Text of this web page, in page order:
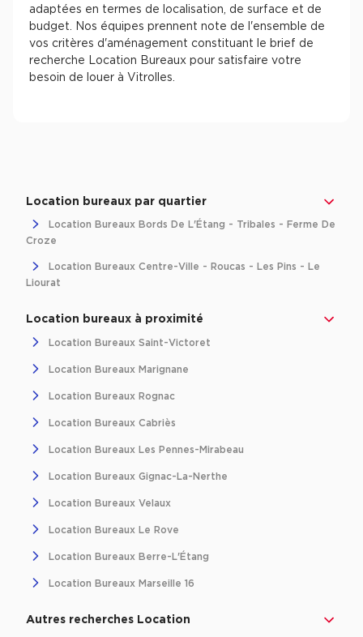
adaptées en termes de localisation, de surface et de
budget. Nos équipes prennent note de l'ensemble de
vos critères d'aménagement constituant le brief de
recherche Location Bureaux pour satisfaire votre
besoin de louer à Vitrolles.
Location bureaux par quartier
Location Bureaux Bords De L'Étang - Tribales - Ferme De
Croze
Location Bureaux Centre-Ville - Roucas - Les Pins - Le
Liourat
Location bureaux à proximité
Location Bureaux Saint-Victoret
Location Bureaux Marignane
Location Bureaux Rognac
Location Bureaux Cabriès
Location Bureaux Les Pennes-Mirabeau
Location Bureaux Gignac-La-Nerthe
Location Bureaux Velaux
Location Bureaux Le Rove
Location Bureaux Berre-L'Étang
Location Bureaux Marseille 16
Autres recherches Location